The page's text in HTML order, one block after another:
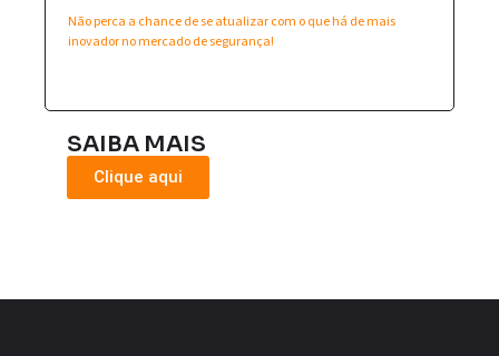
Não perca a chance de se atualizar com o que há de mais
inovador no mercado de segurança!
SAIBA MAIS
Clique aqui